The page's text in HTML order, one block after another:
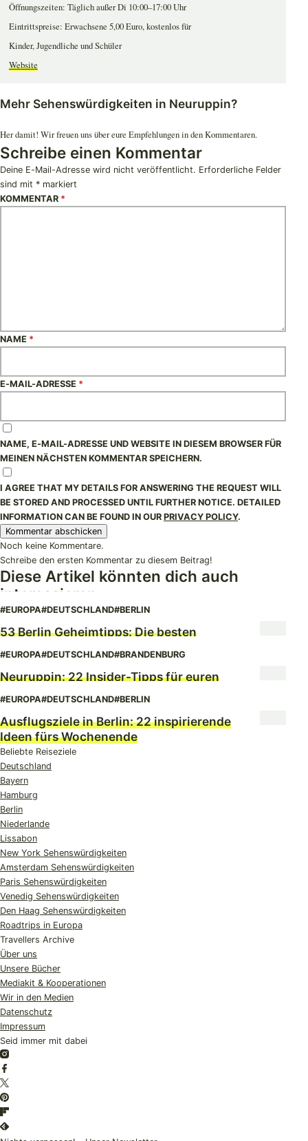
Öffnungszeiten: Täglich außer Di 10:00–17:00 Uhr
Eintrittspreise: Erwachsene 5,00 Euro, kostenlos für
Kinder, Jugendliche und Schüler
Website
Mehr Sehenswürdigkeiten in Neuruppin?
Her damit! Wir freuen uns über eure Empfehlungen in den Kommentaren.
Schreibe einen Kommentar
Deine E-Mail-Adresse wird nicht veröffentlicht. Erforderliche Felder
sind mit * markiert
KOMMENTAR *
NAME *
E-MAIL-ADRESSE *
NAME, E-MAIL-ADRESSE UND WEBSITE IN DIESEM BROWSER FÜR
MEINEN NÄCHSTEN KOMMENTAR SPEICHERN.
I AGREE THAT MY DETAILS FOR ANSWERING THE REQUEST WILL
BE STORED AND PROCESSED UNTIL FURTHER NOTICE. DETAILED
INFORMATION CAN BE FOUND IN OUR PRIVACY POLICY.
Noch keine Kommentare.
Schreibe den ersten Kommentar zu diesem Beitrag!
Diese Artikel könnten dich auch
interessieren
#EUROPA#DEUTSCHLAND#BERLIN
53 Berlin Geheimtipps: Die besten
#EUROPA#DEUTSCHLAND#BRANDENBURG
Neuruppin: 22 Insider-Tipps für euren
#EUROPA#DEUTSCHLAND#BERLIN
Ausflugsziele in Berlin: 22 inspirierende
Ideen fürs Wochenende
Beliebte Reiseziele
Deutschland
Bayern
Hamburg
Berlin
Niederlande
Lissabon
New York Sehenswürdigkeiten
Amsterdam Sehenswürdigkeiten
Paris Sehenswürdigkeiten
Venedig Sehenswürdigkeiten
Den Haag Sehenswürdigkeiten
Roadtrips in Europa
Travellers Archive
Über uns
Unsere Bücher
Mediakit & Kooperationen
Wir in den Medien
Datenschutz
Impressum
Seid immer mit dabei
Instagram
Twitter
Pinterest
Flipboard
Feedly